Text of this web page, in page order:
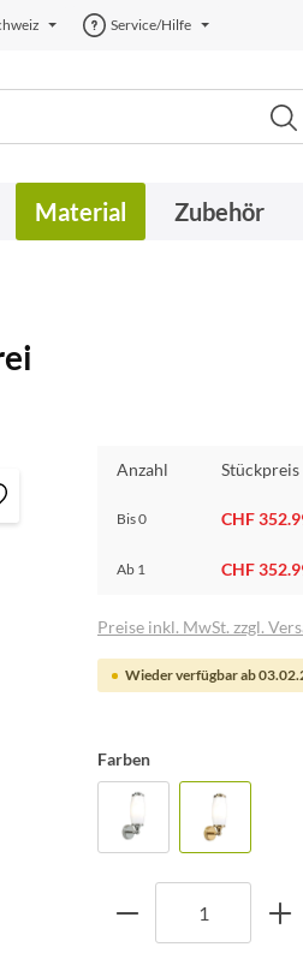
Service/Hilfe
Material Zubehör
Anzahl Stückpreis
Bis0 CHF
Ab 1 CHF
Preise inkl. MwSt. zzgl.
Wieder verfügbar ab
Farben